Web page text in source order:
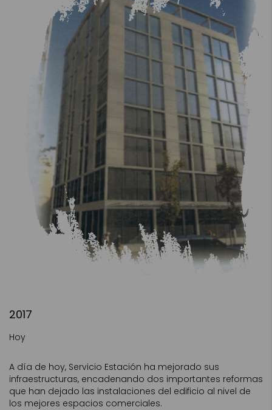
2017
Hoy
A día de hoy, Servicio Estación ha mejorado sus
infraestructuras, encadenando dos importantes reformas
que han dejado las instalaciones del edificio al nivel de
los mejores espacios comerciales.